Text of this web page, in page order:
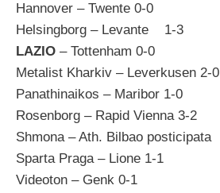
Hannover – Twente 0-0
Helsingborg – Levante 1-3
LAZIO – Tottenham 0-0
Metalist Kharkiv – Leverkusen 2-0
Panathinaikos – Maribor 1-0
Rosenborg – Rapid Vienna 3-2
Shmona – Ath. Bilbao posticipata
Sparta Praga – Lione 1-1
Videoton – Genk 0-1